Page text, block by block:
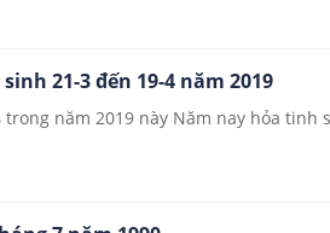
21-3 đến 19-4 năm 2019
năm 2019 này Năm nay hỏa